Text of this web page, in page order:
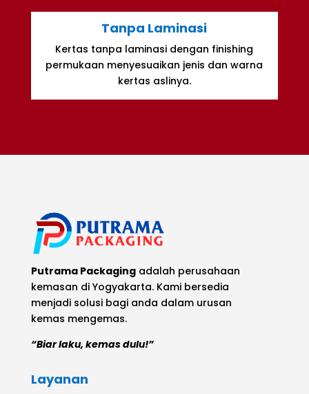
Tanpa Laminasi
Kertas tanpa laminasi dengan finishing
permukaan menyesuaikan jenis dan warna
kertas aslinya.
Putrama Packagingadalah perusahaan
kemasan di Yogyakarta. Kami bersedia
menjadi solusi bagi anda dalam urusan
kemas mengemas.
“Biar laku, kemas dulu!”
Layanan